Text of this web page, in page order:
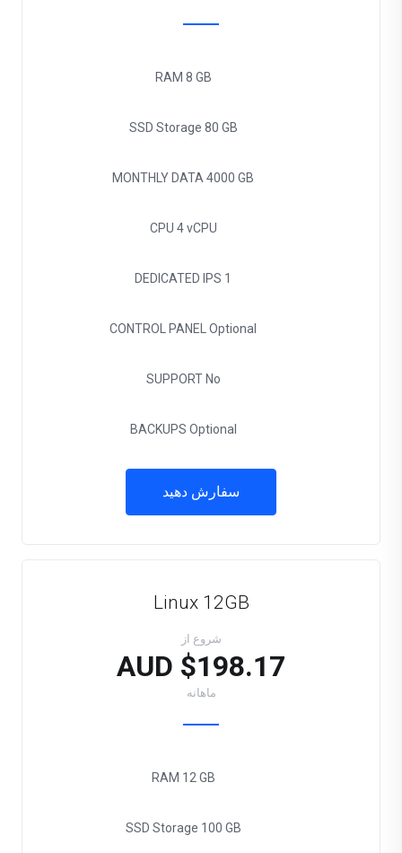
RAM 8 GB
SSD Storage 80 GB
MONTHLY DATA 4000 GB
CPU 4 vCPU
DEDICATED IPS 1
CONTROL PANEL Optional
SUPPORTNo
BACKUPS Optional
سفارش دهید
Linux 12GB
شروع از
$198.17 AUD
ماهانه
RAM 12 GB
SSD Storage 100 GB